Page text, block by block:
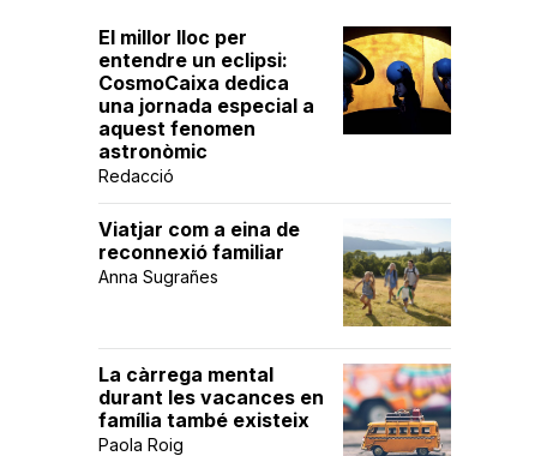
El millor lloc per
entendre un eclipsi:
CosmoCaixa dedica
una jornada especial a
aquest fenomen
astronòmic
Redacció
Viatjar com a eina de
reconnexió familiar
Anna Sugrañes
La càrrega mental
durant les vacances en
família també existeix
Paola Roig